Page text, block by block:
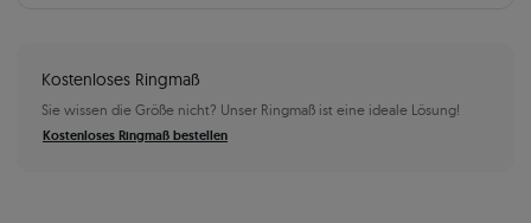
Kostenloses Ringmaß
Sie wissen die Größe nicht? Unser Ringmaß ist eine ideale Lösung!
Kostenloses Ringmaß bestellen